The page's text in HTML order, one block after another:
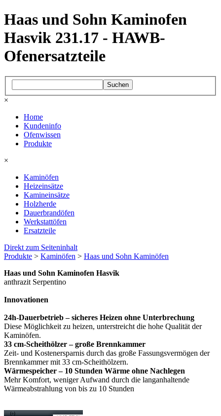
Haas und Sohn Kaminofen
Hasvik 231.17 - HAWB-
Ofenersatzteile
Suchen
×
Home
Kundeninfo
Ofenwissen
Produkte
×
Kaminöfen
Heizeinsätze
Kamineinsätze
Holzherde
Dauerbrandöfen
Werkstattöfen
Ersatzteile
Direkt zum Seiteninhalt
Produkte > Kaminöfen > Haas und Sohn Kaminöfen
Haas und Sohn Kaminofen Hasvik
anthrazit Serpentino
Innovationen
24h-Dauerbetrieb – sicheres Heizen ohne Unterbrechung
Diese Möglichkeit zu heizen, unterstreicht die hohe Qualität der
Kaminöfen.
33 cm-Scheithölzer – große Brennkammer
Zeit- und Kostenersparnis durch das große Fassungsvermögen der
Brennkammer mit 33 cm-Scheithölzern.
Wärmespeicher – 10 Stunden Wärme ohne Nachlegen
Mehr Komfort, weniger Aufwand durch die langanhaltende
Wärmeabstrahlung von bis zu 10 Stunden